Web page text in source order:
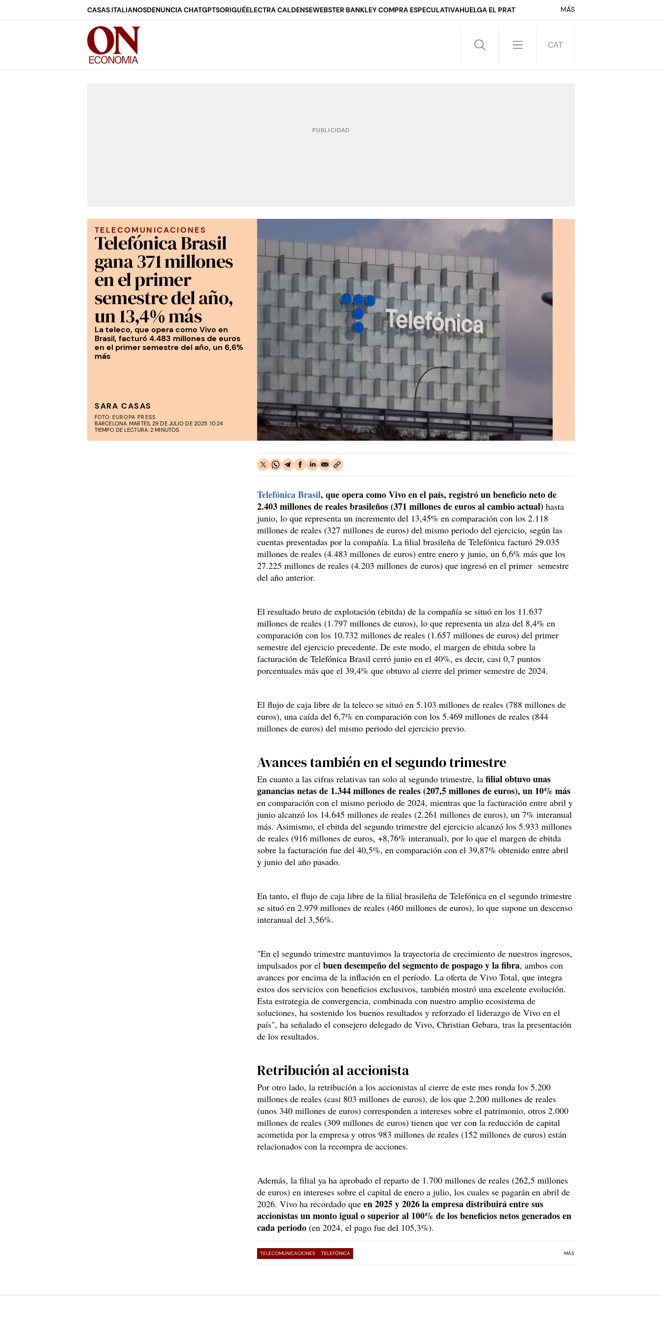
CASAS ITALIANOSDENUNCIA CHATGPTSORIGUÉELECTRA CALDENSEWEBSTER BANKLEY COMPRA ESPECULATIVAHUELGA EL PRAT MÁS
TELECOMUNICACIONES
Telefónica Brasil
gana 371 millones
en el primer
semestre del año,
un 13,4% más
La teleco, que opera como Vivo en
Brasil, facturó 4.483 millones de euros
en el primer semestre del año, un 6,6%
más
SARA CASAS
FOTO: EUROPA PRESS
BARCELONA. MARTES, 29 DE JULIO DE 2025. 10:24
TIEMPO DE LECTURA: 2 MINUTOS
Telefónica Brasil, que opera como Vivo en el país, registró un beneficio neto de
2.403 millones de reales brasileños (371 millones de euros al cambio actual) hasta
junio, lo que representa un incremento del 13,45% en comparación con los 2.118
millones de reales (327 millones de euros) del mismo periodo del ejercicio, según las
cuentas presentadas por la compañía. La filial brasileña de Telefónica facturó 29.035
millones de reales (4.483 millones de euros) entre enero y junio, un 6,6% más que los
27.225 millones de reales (4.203 millones de euros) que ingresó en el primer semestre
del año anterior.
El resultado bruto de explotación (ebitda) de la compañía se situó en los 11.637
millones de reales (1.797 millones de euros), lo que representa un alza del 8,4% en
comparación con los 10.732 millones de reales (1.657 millones de euros) del primer
semestre del ejercicio precedente. De este modo, el margen de ebitda sobre la
facturación de Telefónica Brasil cerró junio en el 40%, es decir, casi 0,7 puntos
porcentuales más que el 39,4% que obtuvo al cierre del primer semestre de 2024.
El flujo de caja libre de la teleco se situó en 5.103 millones de reales (788 millones de
euros), una caída del 6,7% en comparación con los 5.469 millones de reales (844
millones de euros) del mismo periodo del ejercicio previo.
Avances también en el segundo trimestre
En cuanto a las cifras relativas tan solo al segundo trimestre, la filial obtuvo unas
ganancias netas de 1.344 millones de reales (207,5 millones de euros), un 10% más
en comparación con el mismo periodo de 2024, mientras que la facturación entre abril y
junio alcanzó los 14.645 millones de reales (2.261 millones de euros), un 7% interanual
más. Asimismo, el ebitda del segundo trimestre del ejercicio alcanzó los 5.933 millones
de reales (916 millones de euros, +8,76% interanual), por lo que el margen de ebitda
sobre la facturación fue del 40,5%, en comparación con el 39,87% obtenido entre abril
y junio del año pasado.
En tanto, el flujo de caja libre de la filial brasileña de Telefónica en el segundo trimestre
se situó en 2.979 millones de reales (460 millones de euros), lo que supone un descenso
interanual del 3,56%.
"En el segundo trimestre mantuvimos la trayectoria de crecimiento de nuestros ingresos,
impulsados por el buen desempeño del segmento de pospago y la fibra, ambos con
avances por encima de la inflación en el período. La oferta de Vivo Total, que integra
estos dos servicios con beneficios exclusivos, también mostró una excelente evolución.
Esta estrategia de convergencia, combinada con nuestro amplio ecosistema de
soluciones, ha sostenido los buenos resultados y reforzado el liderazgo de Vivo en el
país", ha señalado el consejero delegado de Vivo, Christian Gebara, tras la presentación
de los resultados.
Retribución al accionista
Por otro lado, la retribución a los accionistas al cierre de este mes ronda los 5.200
millones de reales (casi 803 millones de euros), de los que 2.200 millones de reales
(unos 340 millones de euros) corresponden a intereses sobre el patrimonio, otros 2.000
millones de reales (309 millones de euros) tienen que ver con la reducción de capital
acometida por la empresa y otros 983 millones de reales (152 millones de euros) están
relacionados con la recompra de acciones.
Además, la filial ya ha aprobado el reparto de 1.700 millones de reales (262,5 millones
de euros) en intereses sobre el capital de enero a julio, los cuales se pagarán en abril de
2026. Vivo ha recordado que en 2025 y 2026 la empresa distribuirá entre sus
accionistas un monto igual o superior al 100% de los beneficios netos generados en
cada periodo (en 2024, el pago fue del 105,3%).
TELECOMUNICACIONES TELEFÓNICA MÁS